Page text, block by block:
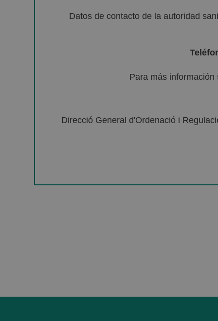
Datos de contacto de la autoridad
Para más
Direcció General d'Ordenació i